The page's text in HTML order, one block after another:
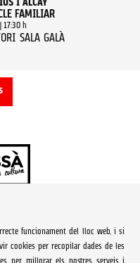
I ALCAY
FAMILIAR
17:30 h
SALA GALÀ
Àrea de cultura
funcionament del lloc web, i si
cookies per recopilar dades de les